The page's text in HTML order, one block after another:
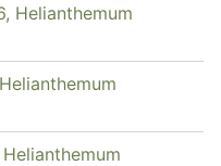
Helianthemum